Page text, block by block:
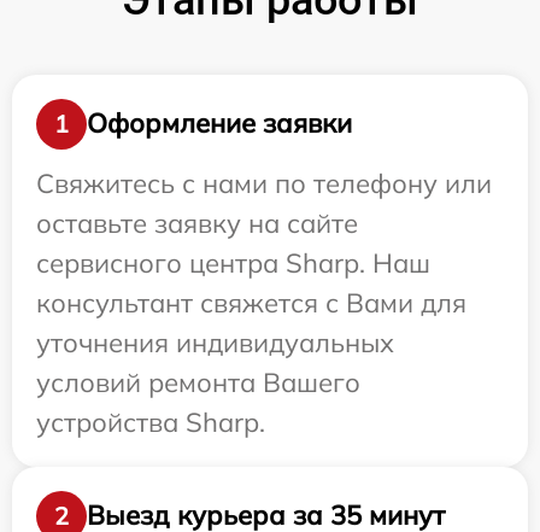
1
Оформление заявки
Свяжитесь с нами по телефону или
оставьте заявку на сайте
сервисного центра Sharp. Наш
консультант свяжется с Вами для
уточнения индивидуальных
условий ремонта Вашего
устройства Sharp.
2
Выезд курьера за 35 минут